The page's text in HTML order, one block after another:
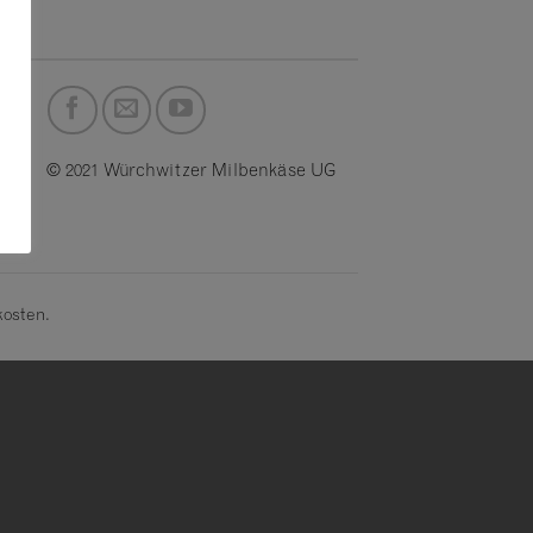
© 2021 Würchwitzer Milbenkäse UG